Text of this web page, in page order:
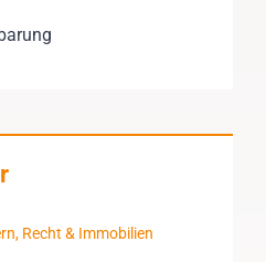
Recht & Immobilien